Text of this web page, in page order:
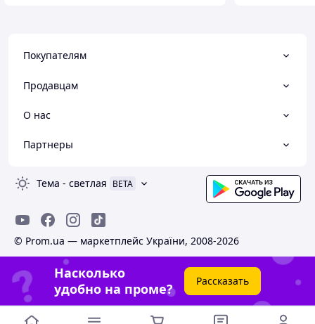
Покупателям
Продавцам
О нас
Партнеры
Тема - светлая BETA
© Prom.ua — маркетплейс України, 2008-2026
Насколько
удобно на проме?
Рассказать